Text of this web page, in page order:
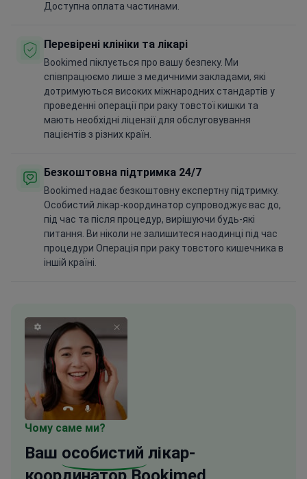
Доступна оплата частинами.
Перевірені клініки та лікарі
Bookimed піклується про вашу безпеку. Ми
співпрацюємо лише з медичними закладами, які
дотримуються високих міжнародних стандартів у
проведенні операції при раку товстої кишки та
мають необхідні ліцензії для обслуговування
пацієнтів з різних країн.
Безкоштовна підтримка 24/7
Bookimed надає безкоштовну експертну підтримку.
Особистий лікар-координатор супроводжує вас до,
під час та після процедур, вирішуючи будь-які
питання. Ви ніколи не залишитеся наодинці під час
процедури Операція при раку товстого кишечника в
іншій країні.
Чому саме ми?
Ваш особистий лікар-